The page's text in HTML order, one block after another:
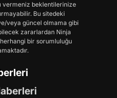
vermeniz beklentilerinize
Bu sitedeki
veya güncel olmama gibi
zararlardan Ninja
herhangi bir sorumluluğu